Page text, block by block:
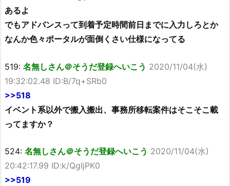
あるよ
でもアドバンスって到着予定時間前日までに入力しろとか
なんか色々ポータルが面倒くさい仕様になってる
519: 名無しさん＠そうだ登録へいこう 2020/11/04(水)
19:32:02.48 ID:B/7q+SRb0
>>518
イベント系以外で搬入搬出、事務所移転案件はそこそこ載
ってますか？
524: 名無しさん＠そうだ登録へいこう 2020/11/04(水)
20:42:17.99 ID:k/QgIjPK0
>>519